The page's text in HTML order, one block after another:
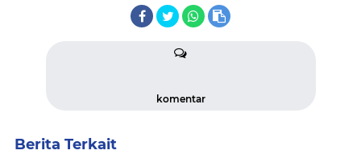
komentar
Berita Terkait